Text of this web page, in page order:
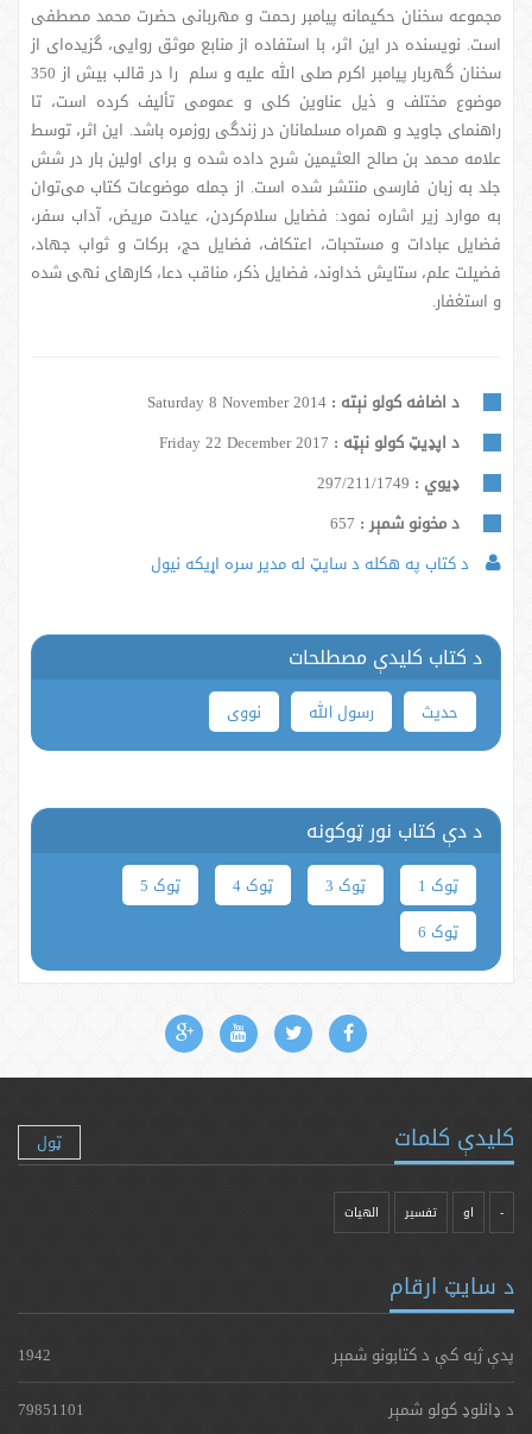
مجموعه سخنان حکیمانه پیامبر رحمت و مهربانی حضرت محمد مصطفی
است. نویسنده در این اثر، با استفاده از منابع موثق روایی، گزیده‌ای از
سخنان گهربار پیامبر اکرم صلی الله علیه و سلم را در قالب بیش از 350
موضوع مختلف و ذیل عناوین کلی و عمومی تألیف کرده است، تا
راهنمای جاوید و همراه مسلمانان در زندگی روزمره باشد. این اثر، توسط
علامه محمد بن صالح العثیمین شرح داده شده و برای اولین بار در شش
جلد به زبان فارسی منتشر شده است. از جمله موضوعات کتاب می‌توان
به موارد زیر اشاره نمود: فضایل سلام‌کردن، عیادت مریض، آداب سفر،
فضایل عبادات و مستحبات، اعتکاف، فضایل حج، برکات و ثواب جهاد،
فضیلت علم، ستایش خداوند، فضایل ذکر، مناقب دعا، کارهای نهی شده
و استغفار.
د اضافه کولو نېته : Saturday 8 November 2014
د اپډیټ کولو نېټه :
ډيوي : 297/211/1749
د مخونو شمېر :
د کتاب په هکله د سایټ له مدیر سره اړیکه نیول
د کتاب کلیدې مصطلحات
حدیث رسول الله نووی
د دې کتاب نور ټوکونه
ټوک 1 ټوک 3 ټوک 4
ټوک 5
ټوک 6
کلیدې کلمات ټول
- او تفسیر الهیات
د سایټ ارقام
پدې ژبه کې د کتابونو شمېر
1942
د ډانلوډ کولو شمېر
79851101